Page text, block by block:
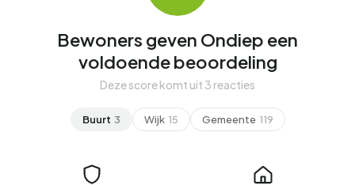
Bewoners geven Ondiep een
voldoende beoordeling
Deze score komt uit 3 reacties
Buurt 3 Wijk 15 Gemeente 119